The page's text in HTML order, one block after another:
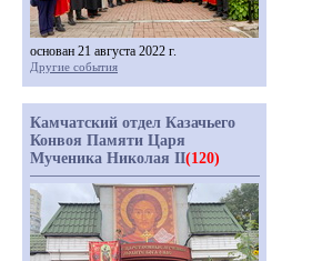
основан 21 августа 2022 г.
Другие события
Камчатский отдел Казачьего
Конвоя Памяти Царя
Мученика Николая II(120)